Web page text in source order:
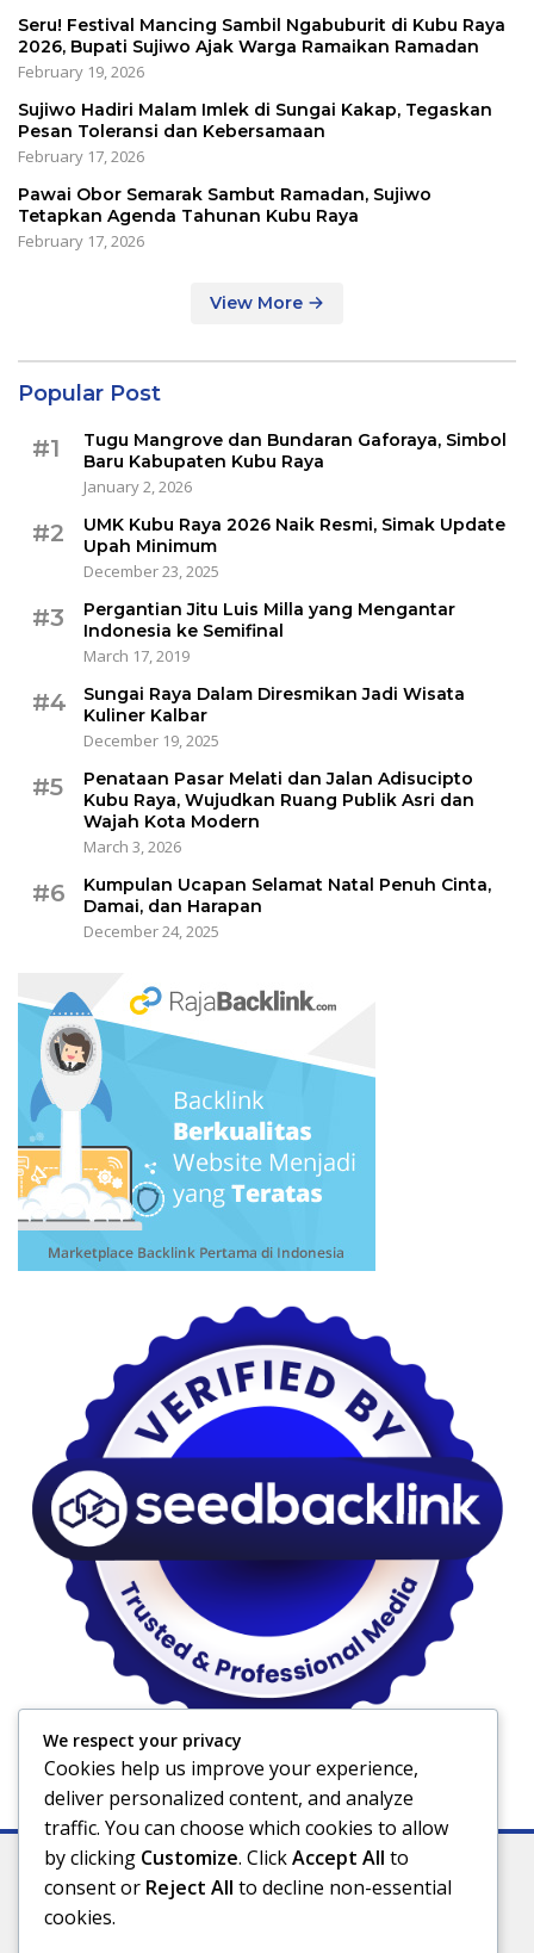
Seru! Festival Mancing Sambil Ngabuburit di Kubu Raya
2026, Bupati Sujiwo Ajak Warga Ramaikan Ramadan
February 19, 2026
Sujiwo Hadiri Malam Imlek di Sungai Kakap, Tegaskan
Pesan Toleransi dan Kebersamaan
February 17, 2026
Pawai Obor Semarak Sambut Ramadan, Sujiwo
Tetapkan Agenda Tahunan Kubu Raya
February 17, 2026
View More
Popular Post
#1
Tugu Mangrove dan Bundaran Gaforaya, Simbol
Baru Kabupaten Kubu Raya
January 2, 2026
#2
UMK Kubu Raya 2026 Naik Resmi, Simak Update
Upah Minimum
December 23, 2025
#3
Pergantian Jitu Luis Milla yang Mengantar
Indonesia ke Semifinal
March 17, 2019
#4
Sungai Raya Dalam Diresmikan Jadi Wisata
Kuliner Kalbar
December 19, 2025
#5
Penataan Pasar Melati dan Jalan Adisucipto
Kubu Raya, Wujudkan Ruang Publik Asri dan
Wajah Kota Modern
March 3, 2026
#6
Kumpulan Ucapan Selamat Natal Penuh Cinta,
Damai, dan Harapan
December 24, 2025
We respect your privacy
Cookies help us improve your experience,
deliver personalized content, and analyze
traffic. You can choose which cookies to allow
by clicking Customize. ClickAccept All to
consent or Reject All to decline non-essential
cookies.